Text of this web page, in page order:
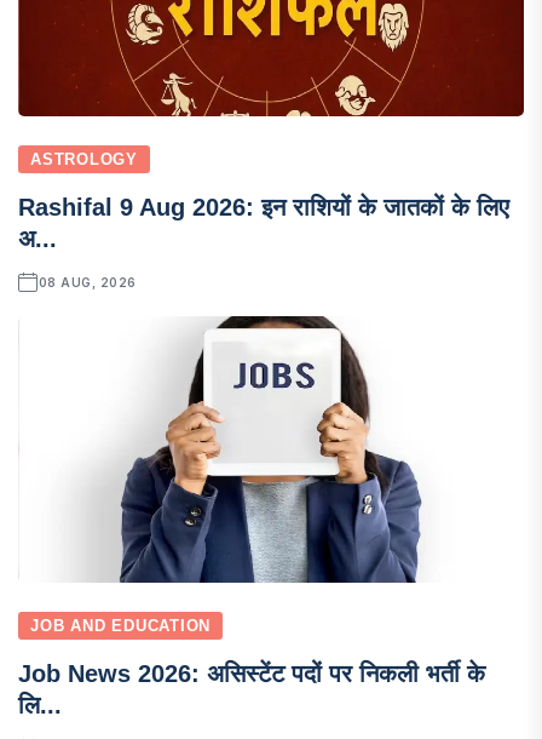
ASTROLOGY
Rashifal 9 Aug 2026: इन राशियों के जातकों के लिए
अ...
08 AUG, 2026
JOB AND EDUCATION
Job News 2026: असिस्टेंट पदों पर निकली भर्ती के
लि...